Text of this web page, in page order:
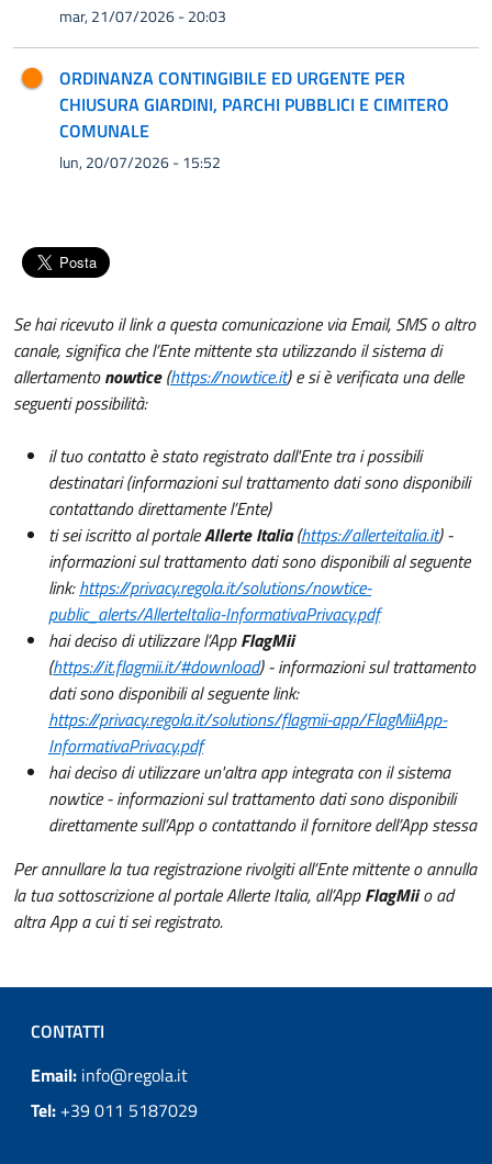
mar, 21/07/2026 - 20:03
ORDINANZA CONTINGIBILE ED URGENTE PER
CHIUSURA GIARDINI, PARCHI PUBBLICI E CIMITERO
COMUNALE
lun, 20/07/2026 - 15:52
Se hai ricevuto il link a questa comunicazione via Email, SMS o altro
canale, significa che l’Ente mittente sta utilizzando il sistema di
allertamentonowtice(https://nowtice.it) e si è verificata una delle
seguenti possibilità:
il tuo contatto è stato registrato dall'Ente tra i possibili
destinatari (informazioni sul trattamento dati sono disponibili
contattando direttamente l’Ente)
ti sei iscritto al portaleAllerte Italia(https://allerteitalia.it) -
informazioni sul trattamento dati sono disponibili al seguente
link:https://privacy.regola.it/solutions/nowtice-
public_alerts/AllerteItalia-InformativaPrivacy.pdf
hai deciso di utilizzare l’AppFlagMii
(https://it.flagmii.it/#download) - informazioni sul trattamento
dati sono disponibili al seguente link:
https://privacy.regola.it/solutions/flagmii-app/FlagMiiApp-
InformativaPrivacy.pdf
hai deciso di utilizzare un'altra app integrata con il sistema
nowtice - informazioni sul trattamento dati sono disponibili
direttamente sull’App o contattando il fornitore dell’App stessa
Per annullare la tua registrazione rivolgiti all’Ente mittente o annulla
la tua sottoscrizione al portale Allerte Italia, all’AppFlagMiio ad
altra App a cui ti sei registrato.
CONTATTI
Email: info@regola.it
Tel: +39 011 5187029